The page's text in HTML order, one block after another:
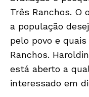
Três Ranchos. O
a população
pelo povo e
Ranchos.
está aberto a
interessado em